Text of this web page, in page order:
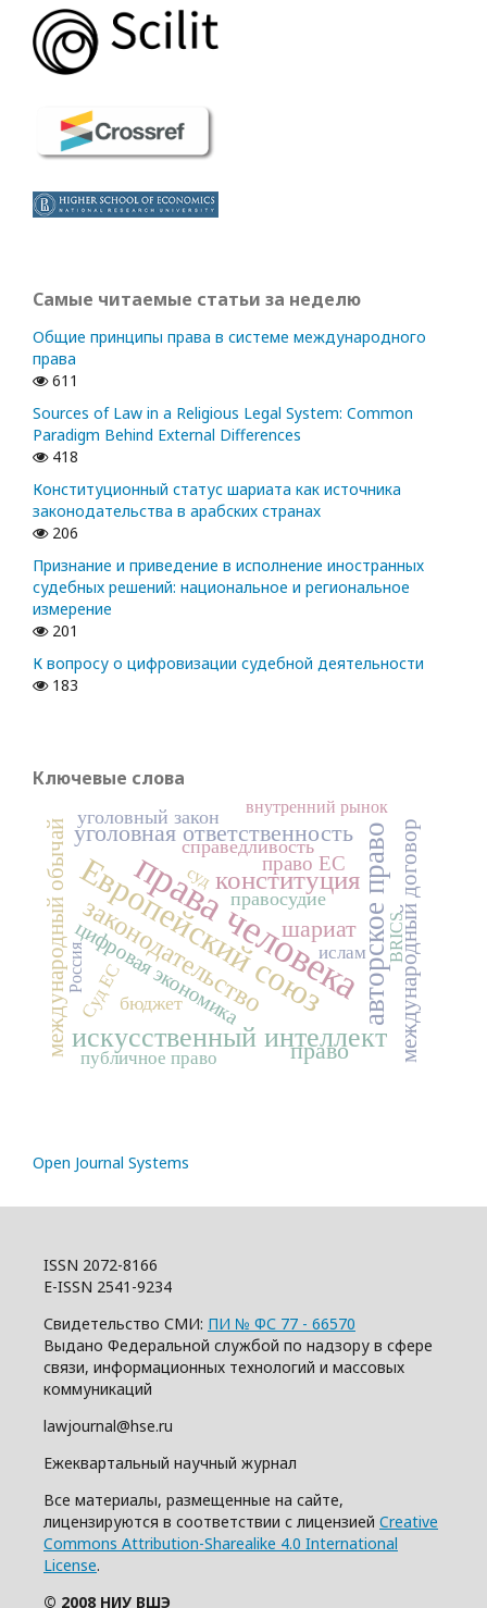
Самые читаемые статьи за неделю
Общие принципы права в системе международного
права
611
Sources of Law in a Religious Legal System: Common
Paradigm Behind External Differences
418
Конституционный статус шариата как источника
законодательства в арабских странах
206
Признание и приведение в исполнение иностранных
судебных решений: национальное и региональное
измерение
201
К вопросу о цифровизации судебной деятельности
183
Ключевые слова
права человека
Европейский союзавторское право
искусственный интеллект
конституция
законодательство
уголовная ответственность
право
шариат
международный обычай международный договор
цифровая экономика
право ЕС
бюджет
уголовный закон
правосудие
справедливость
Суд ЕС
ислам
публичное право
внутренний рынок
суд
Россия
BRICS
Open Journal Systems
ISSN 2072-8166
E-ISSN 2541-9234
Свидетельство СМИ: ПИ № ФС 77 - 66570
Выдано Федеральной службой по надзору в сфере
связи, информационных технологий и массовых
коммуникаций
lawjournal@hse.ru
Ежеквартальный научный журнал
Все материалы, размещенные на сайте,
лицензируются в соответствии с лицензией Creative
Commons Attribution-Sharealike 4.0 International
License.
© 2008 НИУ ВШЭ